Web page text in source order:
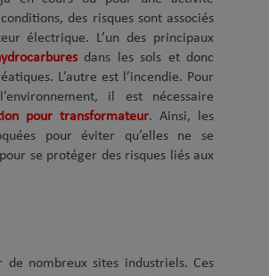
des risques sont associés
électrique. L’un des principaux
dans les sols et donc
L’autre est l’incendie. Pour
il est nécessaire
pour transformateur. Ainsi, les
pour éviter qu’elles ne se
se protéger des risques liés aux
de nombreux sites industriels. Ces